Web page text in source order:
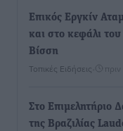
Επικός Εργκίν
και στο κεφάλι
Βίσση
Τοπικές Ειδήσεις πριν
Στο Επιμελητήριο
της Βραζιλίας